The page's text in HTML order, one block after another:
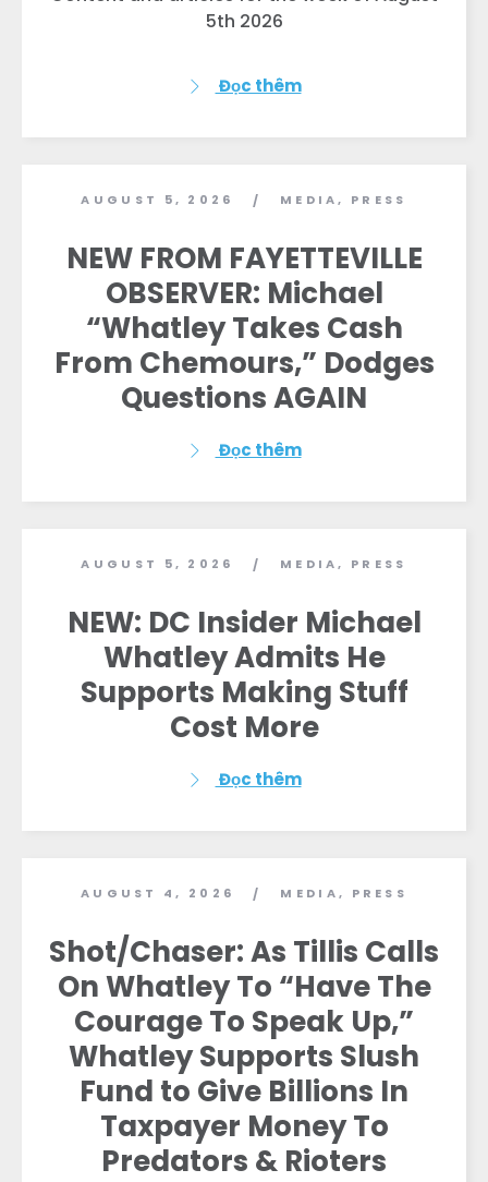
Trang chủ
Take Back the Courts
Làm việc với chúng tôi
Nhấn
Bữa tiệc của bạn
Hoạt động
Vote
5th 2026
Đọc thêm
AUGUST 5, 2026 / MEDIA, PRESS
NEW FROM FAYETTEVILLE
OBSERVER: Michael
“Whatley Takes Cash
From Chemours,” Dodges
Questions AGAIN
Đọc thêm
AUGUST 5, 2026 / MEDIA, PRESS
NEW: DC Insider Michael
Whatley Admits He
Supports Making Stuff
Cost More
Đọc thêm
AUGUST 4, 2026 / MEDIA, PRESS
Shot/Chaser: As Tillis Calls
On Whatley To “Have The
Courage To Speak Up,”
Whatley Supports Slush
Fund to Give Billions In
Taxpayer Money To
Predators & Rioters